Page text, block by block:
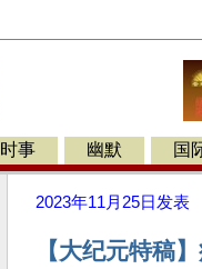
时事 幽默 国
2023年11月25日 发表
【大纪元特稿